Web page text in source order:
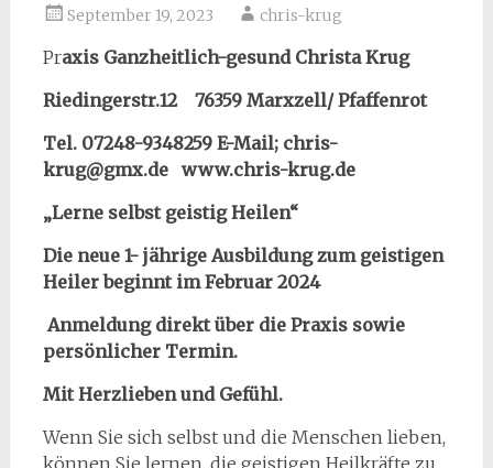
September 19, 2023 chris-krug
Praxis Ganzheitlich-gesund Christa Krug
Riedingerstr.12 76359 Marxzell/ Pfaffenrot
Tel. 07248-9348259 E-Mail; chris-
krug@gmx.de www.chris-krug.de
„Lerne selbst geistig Heilen“
Die neue 1- jährige Ausbildung zum geistigen
Heiler beginnt im Februar 2024
Anmeldung direkt über die Praxis sowie
persönlicher Termin.
Mit Herzlieben und Gefühl.
Wenn Sie sich selbst und die Menschen lieben,
können Sie lernen, die geistigen Heilkräfte zu